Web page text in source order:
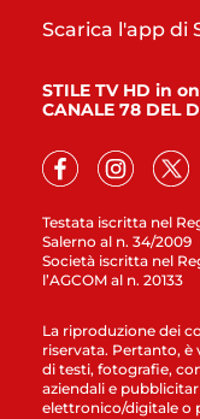
Testata iscritta nel
Salerno al n. 34/2009
Società iscritta nel
l’AGCOM al n. 20133
Scarica l'app di
STILE TV HD in
CANALE 78 DEL
La riproduzione dei
riservata. Pertanto, è
di testi, fotografie,
aziendali e
elettronico/digitale o